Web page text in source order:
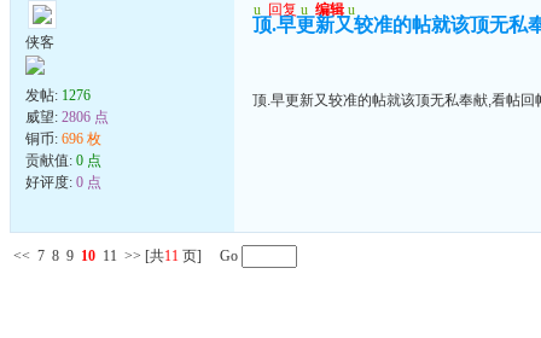
侠客
发帖: 1276
威望: 2806 点
铜币: 696 枚
贡献值: 0 点
好评度: 0 点
u 回复 u 编辑 u
顶.早更新又较准的帖就该顶无私
顶.早更新又较准的帖就该顶无私奉献,看帖回
<< 7 8 9 10 11 >> [共11 页] Go